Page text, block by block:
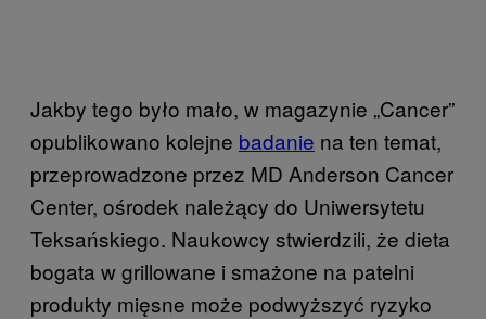
Jakby tego było mało, w magazynie „Cancer”
opublikowano kolejne badanie na ten temat,
przeprowadzone przez MD Anderson Cancer
Center, ośrodek należący do Uniwersytetu
Teksańskiego. Naukowcy stwierdzili, że dieta
bogata w grillowane i smażone na patelni
produkty mięsne może podwyższyć ryzyko